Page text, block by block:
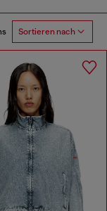
Sortieren nach